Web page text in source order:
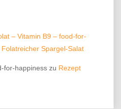
– Vitamin B9 – food-for-
Folatreicher Spargel-Salat
for-happiness zu Rezept